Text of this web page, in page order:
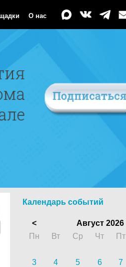
О нас
Календарь событий
< Август 2026
Пн
Вт Ср Чт Пт
3
4 5 6 7